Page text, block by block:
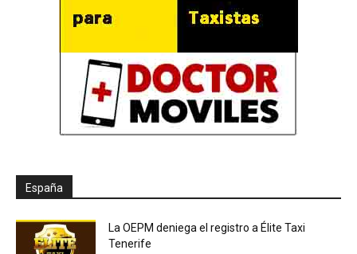
España
La OEPM deniega el registro a Élite Taxi
Tenerife